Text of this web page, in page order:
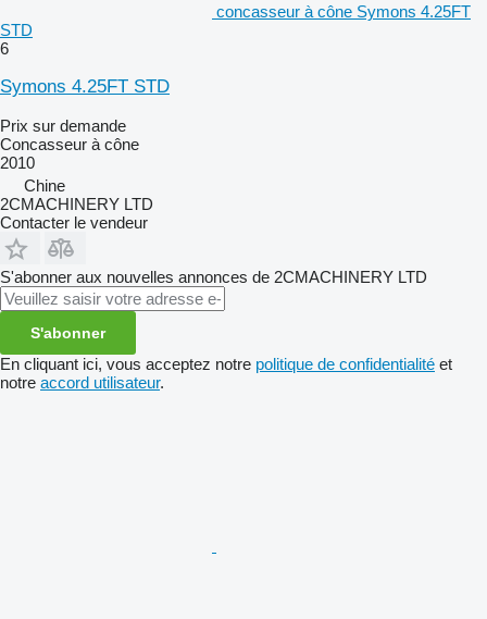
concasseur à cône Symons 4.25FT
STD
6
Symons 4.25FT STD
Prix sur demande
Concasseur à cône
2010
Chine
2CMACHINERY LTD
Contacter le vendeur
S'abonner aux nouvelles annonces de 2CMACHINERY LTD
S'abonner
En cliquant ici, vous acceptez notre politique de confidentialité et
notre accord utilisateur.